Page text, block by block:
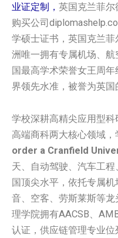
业证定制， 英国‌克兰菲
购买公司
学‌硕士证书，英国‌克兰
洲唯一拥有专属机场、
国最高学术荣誉女王周
界领先水准，被誉为英国
学校深耕高精尖应用型
高端商科两大核心领域，
order a Cranfield
天、自动驾驶、汽车工
国顶尖水平，依托专属
音、空客、劳斯莱斯等
理学院拥有AACSB、
认证，供应链管理专业